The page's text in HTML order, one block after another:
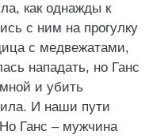
как однажды к
с ним на прогулку
с медвежатами,
нападать, но Ганс
и убить
И наши пути
Ганс – мужчина